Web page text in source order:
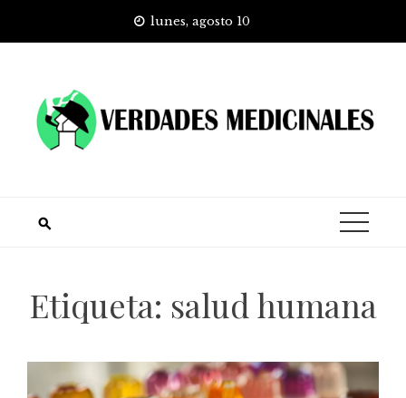
lunes, agosto 10
Etiqueta: salud humana